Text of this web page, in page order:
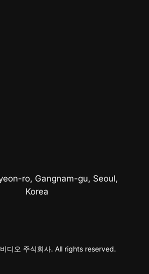
ro, Gangnam-gu, Seoul,
Korea
디오 주식회사. All rights reserved.